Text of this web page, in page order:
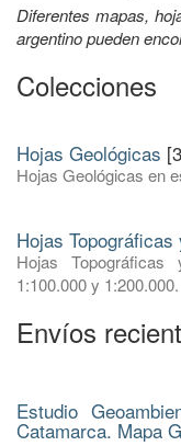
Diferentes mapas,
argentino pueden
Colecciones
Hojas Geológicas
Hojas Geológicas en
Hojas Topográficas
Hojas
1:100.000 y 1:200.000.
Envíos
Estudio
Catamarca. Mapa